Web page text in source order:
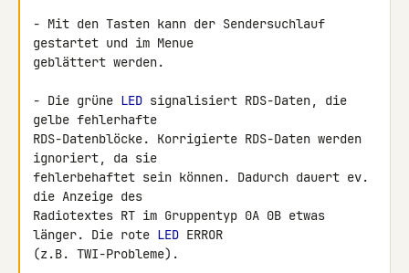
- Mit den Tasten kann der Sendersuchlauf
gestartet und im Menue
geblättert werden.
- Die grüne LED signalisiert RDS-Daten, die
gelbe fehlerhafte
RDS-Datenblöcke. Korrigierte RDS-Daten werden
ignoriert, da sie
fehlerbehaftet sein können. Dadurch dauert ev.
die Anzeige des
Radiotextes RT im Gruppentyp 0A 0B etwas
länger. Die rote LED ERROR
(z.B. TWI-Probleme).